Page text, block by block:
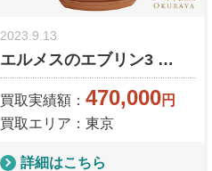
2023.9.13
エルメスのエブリン3 …
買取実績額： 470,000円
買取エリア：東京
詳細はこちら